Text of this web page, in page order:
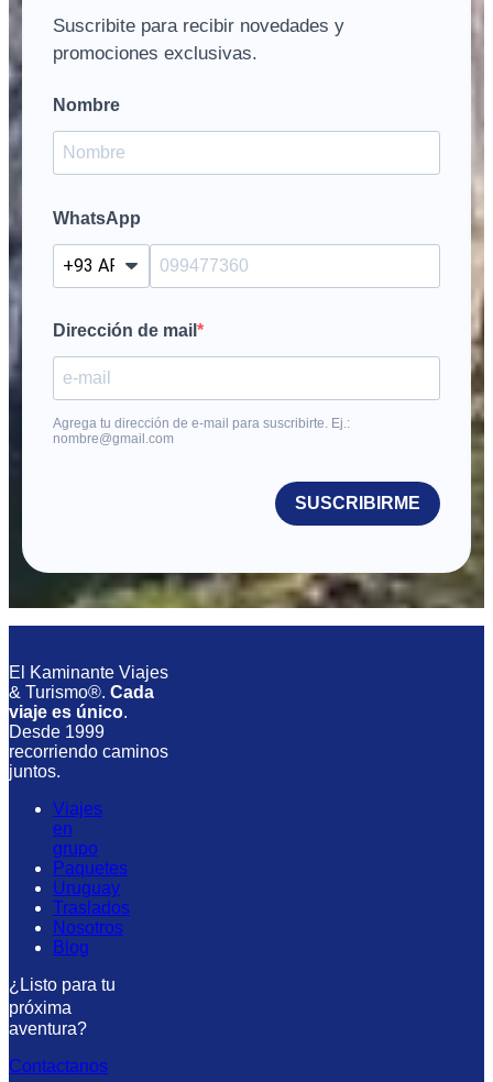
Suscribite para recibir novedades y
promociones exclusivas.
Nombre
WhatsApp
Dirección de mail
Agrega tu dirección de e-mail para suscribirte. Ej.:
nombre@gmail.com
SUSCRIBIRME
El Kaminante Viajes
& Turismo®. Cada
viaje es único.
Desde 1999
recorriendo caminos
juntos.
Viajes
en
grupo
Paquetes
Uruguay
Traslados
Nosotros
Blog
¿Listo para tu
próxima
aventura?
Contactanos